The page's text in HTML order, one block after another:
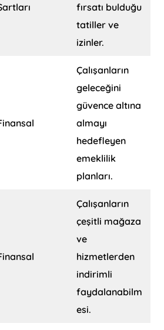
fırsatı bulduğu
tatiller ve
izinler.
Çalışanların
geleceğini
güvence altına
almayı
hedefleyen
emeklilik
planları.
Çalışanların
çeşitli mağaza
ve
hizmetlerden
indirimli
faydalanabilm
esi.